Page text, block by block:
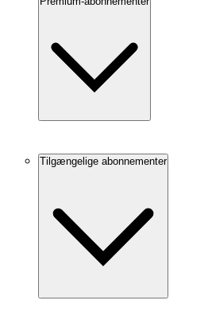
Tilgængelige abonnementer